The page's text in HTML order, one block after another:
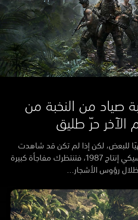
صياد من النخبة من
الآخر حرّ طليق
للبعض، لكن إذا لم تكن قد شاهدت
فيلم Predator الكلاسيكي إنتاج 1987، فتنتظرك مفاجأة كبيرة
رؤوس الأشجار...